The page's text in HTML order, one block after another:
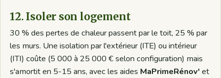
12. Isoler son logement
30 % des pertes de chaleur passent par le toit, 25 % par
les murs. Une isolation par l'extérieur (ITE) ou intérieur
(ITI) coûte (5 000 à 25 000 € selon configuration) mais
s'amortit en 5-15 ans, avec les aides MaPrimeRénov' et